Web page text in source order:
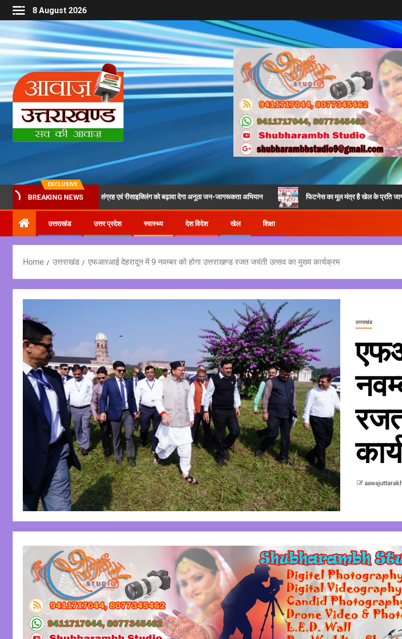
8 August 2026
EXCLUSIVE
BREAKING NEWS
दौरान पीईटी बोतलों के संग्रह एवं रीसाइक्लिंग को बढ़ावा देगा अनूठा जन-जागरूकता अभियान फिटनेस का मूल मंत्र है खेल के प्रति जागरूकता : रेखा
उत्तराखंड उत्तर प्रदेश स्वास्थ्य देश विदेश खेल शिक्षा
Home उत्तराखंड एफआरआई देहरादून में 9 नवम्बर को होगा उत्तराखण्ड रजत जयंती उत्सव का मुख्य कार्यक्रम
उत्तराखंड